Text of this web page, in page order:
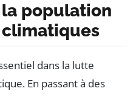
population
dans la lutte
En passant à des